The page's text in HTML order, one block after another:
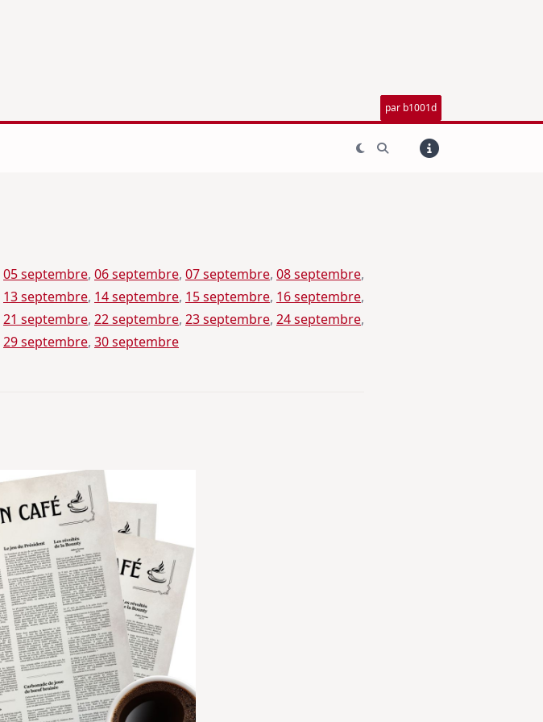
par b1001d
05 septembre, 06 septembre, 07 septembre, 08 septembre
13 septembre, 14 septembre, 15 septembre, 16 septembre
21 septembre, 22 septembre, 23 septembre, 24 septembre
29 septembre, 30 septembre